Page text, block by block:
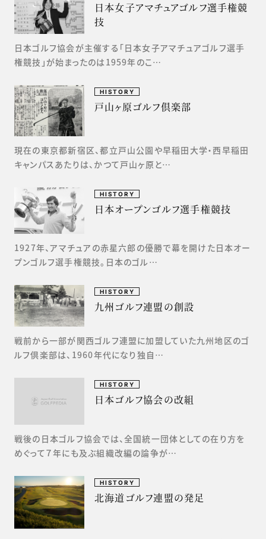
日本女子アマチュアゴルフ選手権競
技
日本ゴルフ協会が主催する「日本女子アマチュアゴルフ選手
権競技」が始まったのは1959年のこ…
HISTORY
戸山ヶ原ゴルフ倶楽部
現在の東京都新宿区、都立戸山公園や早稲田大学・西早稲田
キャンパスあたりは、かつて戸山ヶ原と…
HISTORY
日本オープンゴルフ選手権競技
1927年、アマチュアの赤星六郎の優勝で幕を開けた日本オー
プンゴルフ選手権競技。日本のゴル…
HISTORY
九州ゴルフ連盟の創設
戦前から一部が関西ゴルフ連盟に加盟していた九州地区のゴ
ルフ倶楽部は、1960年代になり独自…
HISTORY
日本ゴルフ協会の改組
戦後の日本ゴルフ協会では、全国統一団体としての在り方を
めぐって７年にも及ぶ組織改編の論争が…
HISTORY
北海道ゴルフ連盟の発足